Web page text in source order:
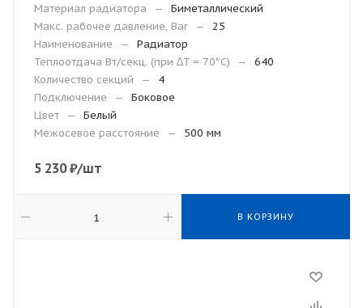
Материал радиатора
—
Биметаллический
Макс. рабочее давление, Bar
—
25
Наименование
—
Радиатор
Теплоотдача Вт/секц. (при ∆T = 70°C)
—
640
Количество секций
—
4
Подключение
—
Боковое
Цвет
—
Белый
Межосевое расстояние
— 500 мм
5 230₽/шт
В КОРЗИНУ